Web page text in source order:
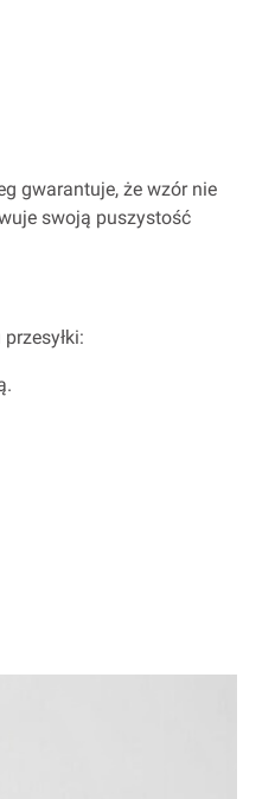
gwarantuje, że wzór nie
swoją puszystość